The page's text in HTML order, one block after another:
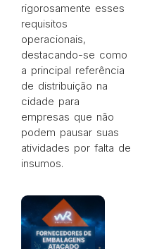
rigorosamente esses
requisitos
operacionais,
destacando-se como
a principal referência
de distribuição na
cidade para
empresas que não
podem pausar suas
atividades por falta de
insumos.